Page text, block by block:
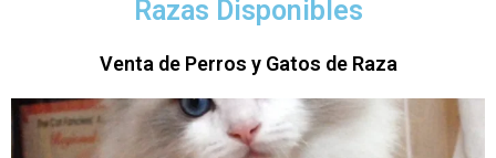
Razas Disponibles
Venta de Perros y Gatos de Raza